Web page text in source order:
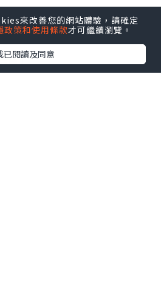
記《社群創作有價企劃》
動 】
遊丶美食丶親子丶寵物丶扮靚
來改善您的網站體驗，請確定
政策和使用條款才可繼續瀏覽。
已閱讀及同意